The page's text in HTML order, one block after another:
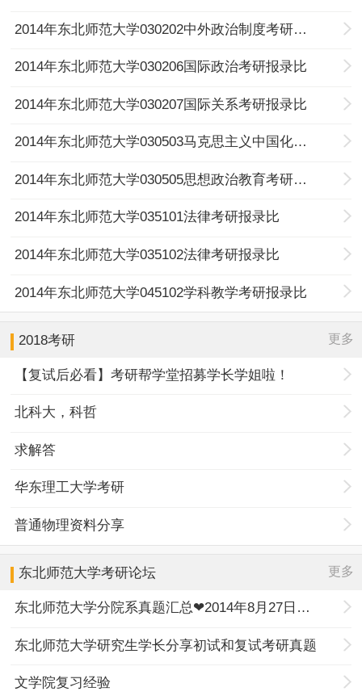
2014年东北师范大学030202中外政治制度考研报录比
2014年东北师范大学030206国际政治考研报录比
2014年东北师范大学030207国际关系考研报录比
2014年东北师范大学030503马克思主义中国化研究考研报录比
2014年东北师范大学030505思想政治教育考研报录比
2014年东北师范大学035101法律考研报录比
2014年东北师范大学035102法律考研报录比
2014年东北师范大学045102学科教学考研报录比
2018考研 更多
【复试后必看】考研帮学堂招募学长学姐啦！
北科大，科哲
求解答
华东理工大学考研
普通物理资料分享
东北师范大学考研论坛 更多
东北师范大学分院系真题汇总❤2014年8月27日更新❤
东北师范大学研究生学长分享初试和复试考研真题
文学院复习经验